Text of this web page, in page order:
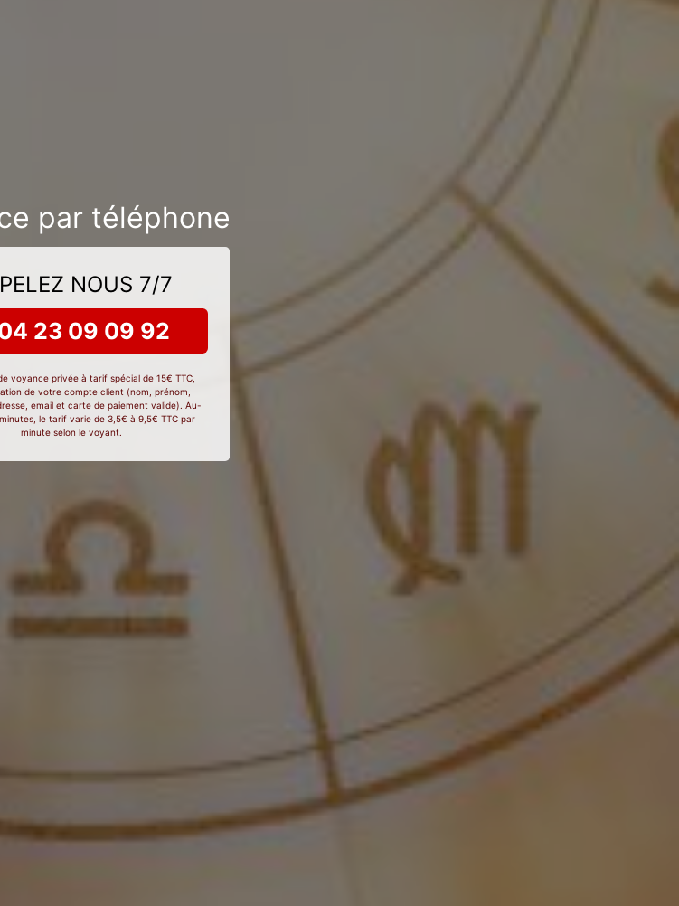
par téléphone
NOUS 7/7
23 09 09 92
voyance privée à tarif spécial de 15€ TTC,
de votre compte client (nom, prénom,
email et carte de paiement valide). Au-
le tarif varie de 3,5€ à 9,5€ TTC par
minute selon le voyant.